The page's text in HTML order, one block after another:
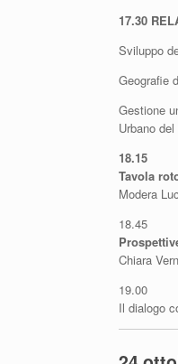
17.30
Sviluppo
Geografie
Gestione
Urbano
18.15
Tavola
Modera
18.45
Chiara
19.00
Il dialogo